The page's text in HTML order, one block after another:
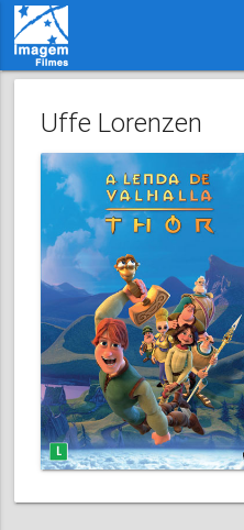
Uffe Lorenzen